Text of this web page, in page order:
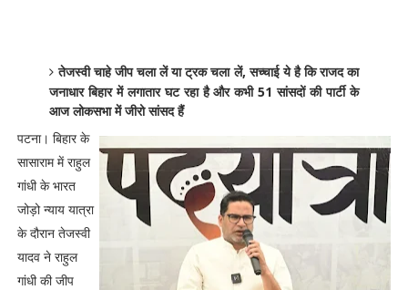
तेजस्वी चाहे जीप चला लें या ट्रक चला लें, सच्चाई ये है कि राजद का
जनाधार बिहार में लगातार घट रहा है और कभी 51 सांसदों की पार्टी के
आज लोकसभा में जीरो सांसद हैं
पटना। बिहार के
सासाराम में राहुल
गांधी के भारत
जोड़ो न्याय यात्रा
के दौरान तेजस्वी
यादव ने राहुल
गांधी की जीप